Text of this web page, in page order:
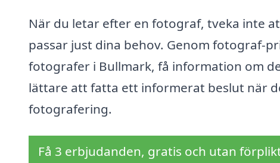
När du letar efter en fotograf, tveka inte
passar just dina behov. Genom fotograf-
fotografer i Bullmark, få information om
lättare att fatta ett informerat beslut när
fotografering.
Få 3 erbjudanden, gratis och utan